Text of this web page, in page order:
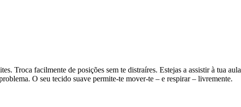
Troca facilmente de posições sem te distraíres. Estejas a assistir à tua aula
O seu tecido suave permite-te mover-te – e respirar – livremente.